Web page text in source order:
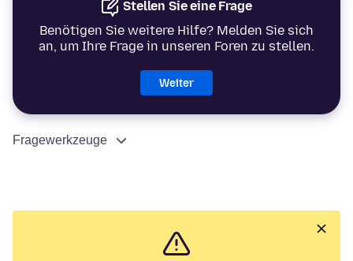
Stellen Sie eine Frage
Benötigen Sie weitere Hilfe? Melden Sie sich
an, um Ihre Frage in unseren Foren zu stellen.
Weiter
Fragewerkzeuge